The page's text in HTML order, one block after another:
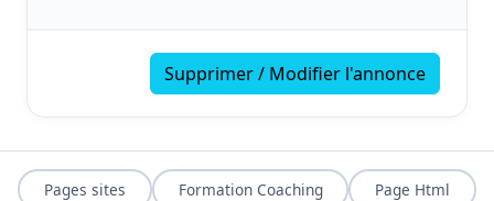
Supprimer / Modifier l'annonce
Pages sites Formation Coaching
Page Html